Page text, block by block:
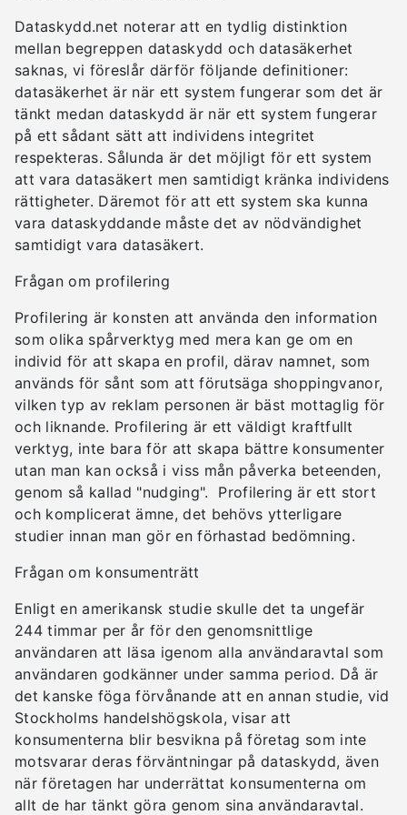
Dataskydd.net noterar att en tydlig distinktion
mellan begreppen dataskydd och datasäkerhet
saknas, vi föreslår därför följande definitioner:
datasäkerhet är när ett system fungerar som det är
tänkt medan dataskydd är när ett system fungerar
på ett sådant sätt att individens integritet
respekteras. Sålunda är det möjligt för ett system
att vara datasäkert men samtidigt kränka individens
rättigheter. Däremot för att ett system ska kunna
vara dataskyddande måste det av nödvändighet
samtidigt vara datasäkert.
Frågan om profilering
Profilering är konsten att använda den information
som olika spårverktyg med mera kan ge om en
individ för att skapa en profil, därav namnet, som
används för sånt som att förutsäga shoppingvanor,
vilken typ av reklam personen är bäst mottaglig för
och liknande. Profilering är ett väldigt kraftfullt
verktyg, inte bara för att skapa bättre konsumenter
utan man kan också i viss mån påverka beteenden,
genom så kallad "nudging". Profilering är ett stort
och komplicerat ämne, det behövs ytterligare
studier innan man gör en förhastad bedömning.
Frågan om konsumenträtt
Enligt en amerikansk studie skulle det ta ungefär
244 timmar per år för den genomsnittlige
användaren att läsa igenom alla användaravtal som
användaren godkänner under samma period. Då är
det kanske föga förvånande att en annan studie, vid
Stockholms handelshögskola, visar att
konsumenterna blir besvikna på företag som inte
motsvarar deras förväntningar på dataskydd, även
när företagen har underrättat konsumenterna om
allt de har tänkt göra genom sina användaravtal.